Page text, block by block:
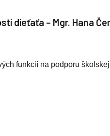
dieťaťa – Mgr. Hana
funkcií na podporu